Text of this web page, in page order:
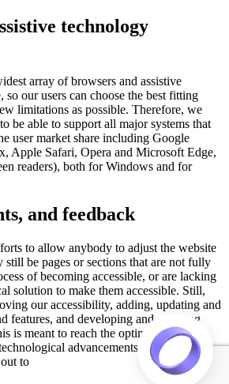
technology
array of browsers and assistive
so our users can choose the best fitting
limitations as possible. Therefore, we
be able to support all major systems that
user market share including Google
Apple Safari, Opera and Microsoft Edge,
readers), both for Windows and for
and feedback
to allow anybody to adjust the website
still be pages or sections that are not fully
of becoming accessible, or are lacking
solution to make them accessible. Still,
our accessibility, adding, updating and
features, and developing and adopting
is meant to reach the optimal level of
advancements. For any
to